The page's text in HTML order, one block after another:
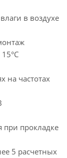
в воздухе
на частотах
прокладке
5 расчетных